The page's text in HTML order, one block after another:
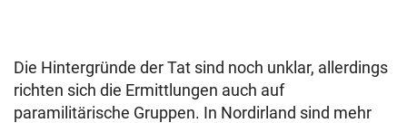
Die Hintergründe der Tat sind noch unklar, allerdings
richten sich die Ermittlungen auch auf
paramilitärische Gruppen. In Nordirland sind mehr